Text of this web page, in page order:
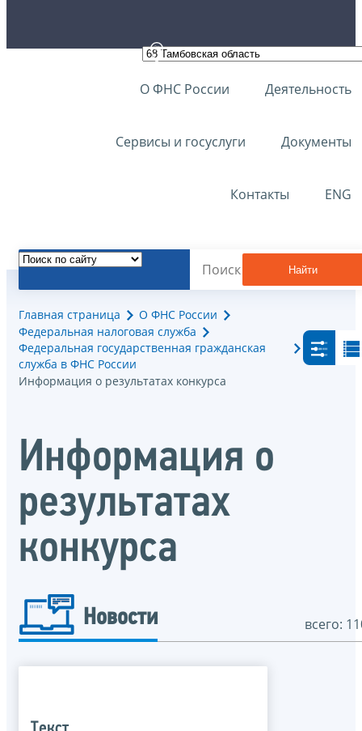
О ФНС России Деятельность
Сервисы и госуслуги Документы
Контакты ENG
Найти
Главная страница
О ФНС России
Федеральная налоговая служба
Федеральная государственная гражданская
служба в ФНС России
Информация о результатах конкурса
Информация о
результатах
конкурса
Новости всего: